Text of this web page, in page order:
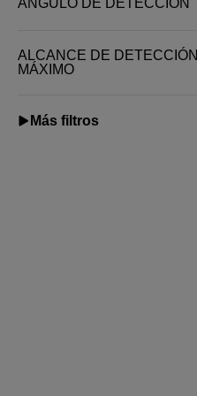
ÁNGULO DE DETECCIÓN
ALCANCE DE DETECCIÓN
MÁXIMO
Más filtros